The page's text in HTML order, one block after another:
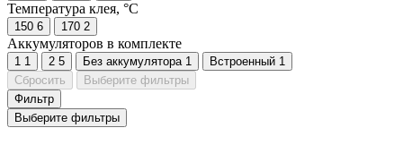
Температура клея, °C
150 6 170 2
Аккумуляторов в комплекте
1 1 2 5 Без аккумулятора 1 Встроенный 1
Сбросить
Выберите фильтры
Фильтр
Выберите фильтры